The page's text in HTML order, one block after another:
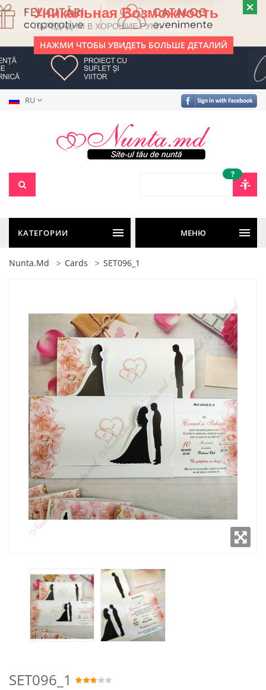
Уникальная Возможность
ПЕРЕДАДИМ В ХОРОШИЕ РУКИ
НАЖМИ ЧТОБЫ УВИДЕТЬ БОЛЬШЕ ДЕТАЛИЙ
RU
?
КАТЕГОРИИ МЕНЮ
Nunta.md Cards SET096_1
SET096_1